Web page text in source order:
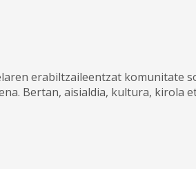
erabiltzaileentzat komunitate
Bertan, aisialdia, kultura, kirola